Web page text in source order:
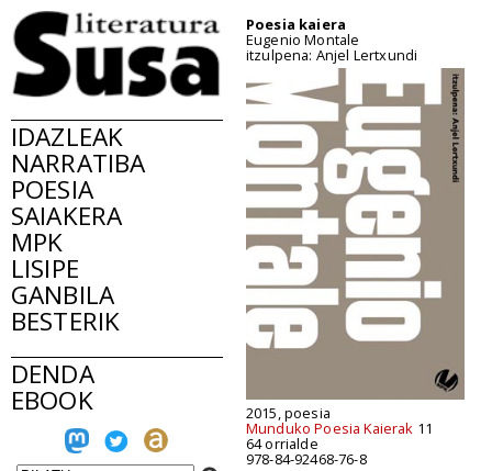
IDAZLEAK
NARRATIBA
POESIA
SAIAKERA
MPK
LISIPE
GANBILA
BESTERIK
DENDA
EBOOK
Poesia kaiera
Eugenio Montale
itzulpena: Anjel Lertxundi
2015, poesia
Munduko Poesia Kaierak 11
64 orrialde
978-84-92468-76-8